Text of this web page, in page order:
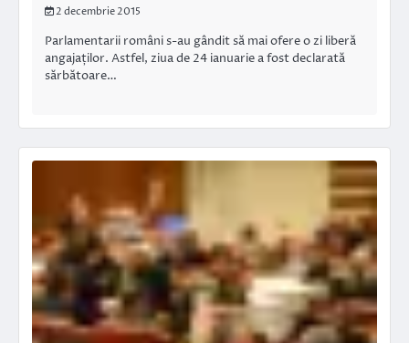
2 decembrie 2015
Parlamentarii români s-au gândit să mai ofere o zi liberă
angajaților. Astfel, ziua de 24 ianuarie a fost declarată
sărbătoare…